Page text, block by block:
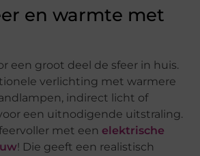
en warmte met
een groot deel de sfeer in huis.
verlichting met warmere
indirect licht of
een uitnodigende uitstraling.
met eenelektrische
! Die geeft een realistisch